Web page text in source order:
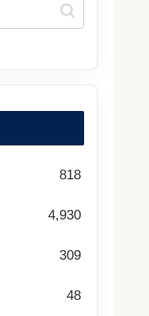
818
4,930
309
48